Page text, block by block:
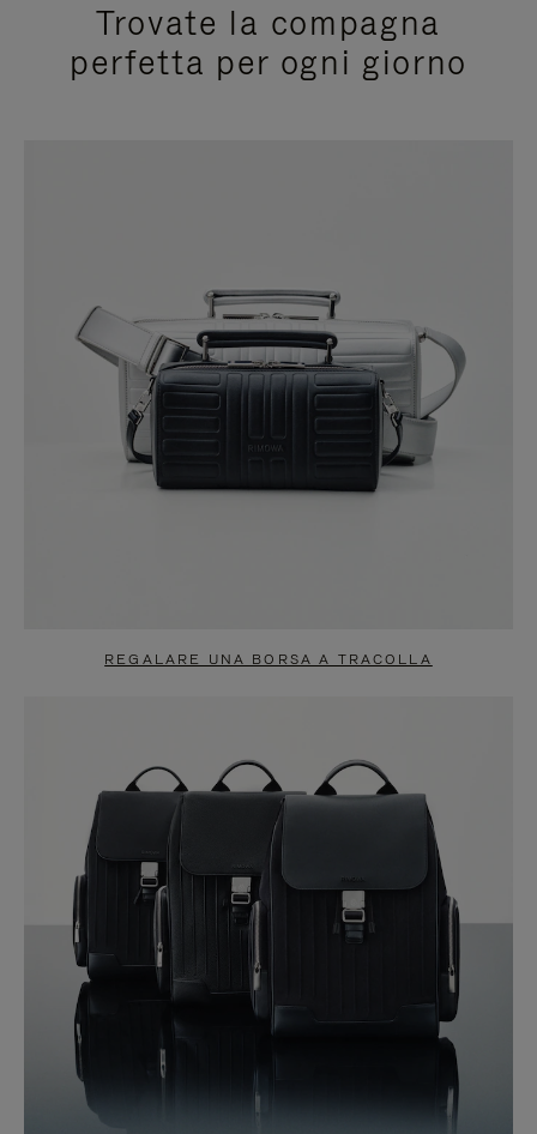
Trovate la compagna
perfetta per ogni giorno
REGALARE UNA BORSA A TRACOLLA